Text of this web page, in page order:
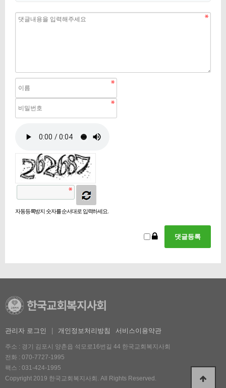
자동등록방지 숫자를 순서대로 입력하세요.
관리자 로그인 개인정보처리방침 서비스이용약관
주소 : 경기 김포시 양촌읍 석모로16번길 44 한국교회복지사회
전화 : 070-7727-1995
팩스 : 031-424-1995
Copyright 2019 한국교회복지사회. All Rights Reserved.